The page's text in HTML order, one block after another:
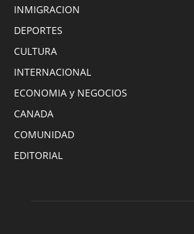
INMIGRACION
DEPORTES
CULTURA
INTERNACIONAL
ECONOMIA y NEGOCIOS
CANADA
COMUNIDAD
EDITORIAL